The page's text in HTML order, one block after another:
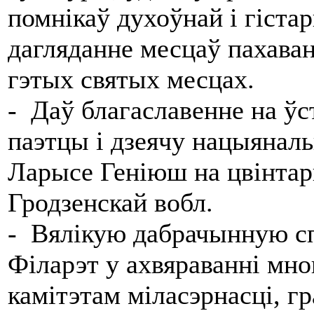
помнікаў духоўнай і
дагляданне месцаў
гэтых святых месцах.
- Даў благаславенне на
паэтцы і дзеячу
Ларысе Геніюш на
Гродзенскай вобл.
- Вялікую дабрачынную
Філарэт у ахвяраванні
камітэтам міласэрнасці,